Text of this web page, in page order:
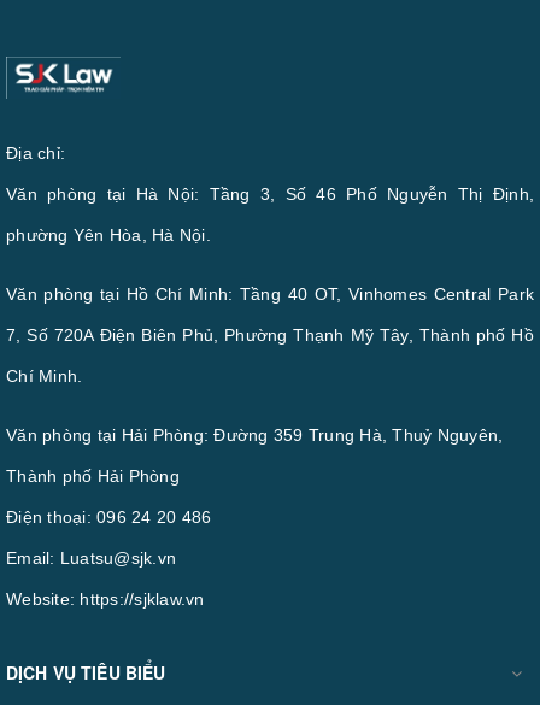
Địa chỉ:
Văn phòng tại Hà Nội: Tầng 3, Số 46 Phố Nguyễn Thị Định,
phường Yên Hòa, Hà Nội.
Văn phòng tại Hồ Chí Minh: Tầng 40 OT, Vinhomes Central Park
7, Số 720A Điện Biên Phủ, Phường Thạnh Mỹ Tây, Thành phố Hồ
Chí Minh.
Văn phòng tại Hải Phòng: Đường 359 Trung Hà, Thuỷ Nguyên,
Thành phố Hải Phòng
Điện thoại: 096 24 20 486
Email: Luatsu@sjk.vn
Website: https://sjklaw.vn
DỊCH VỤ TIÊU BIỂU